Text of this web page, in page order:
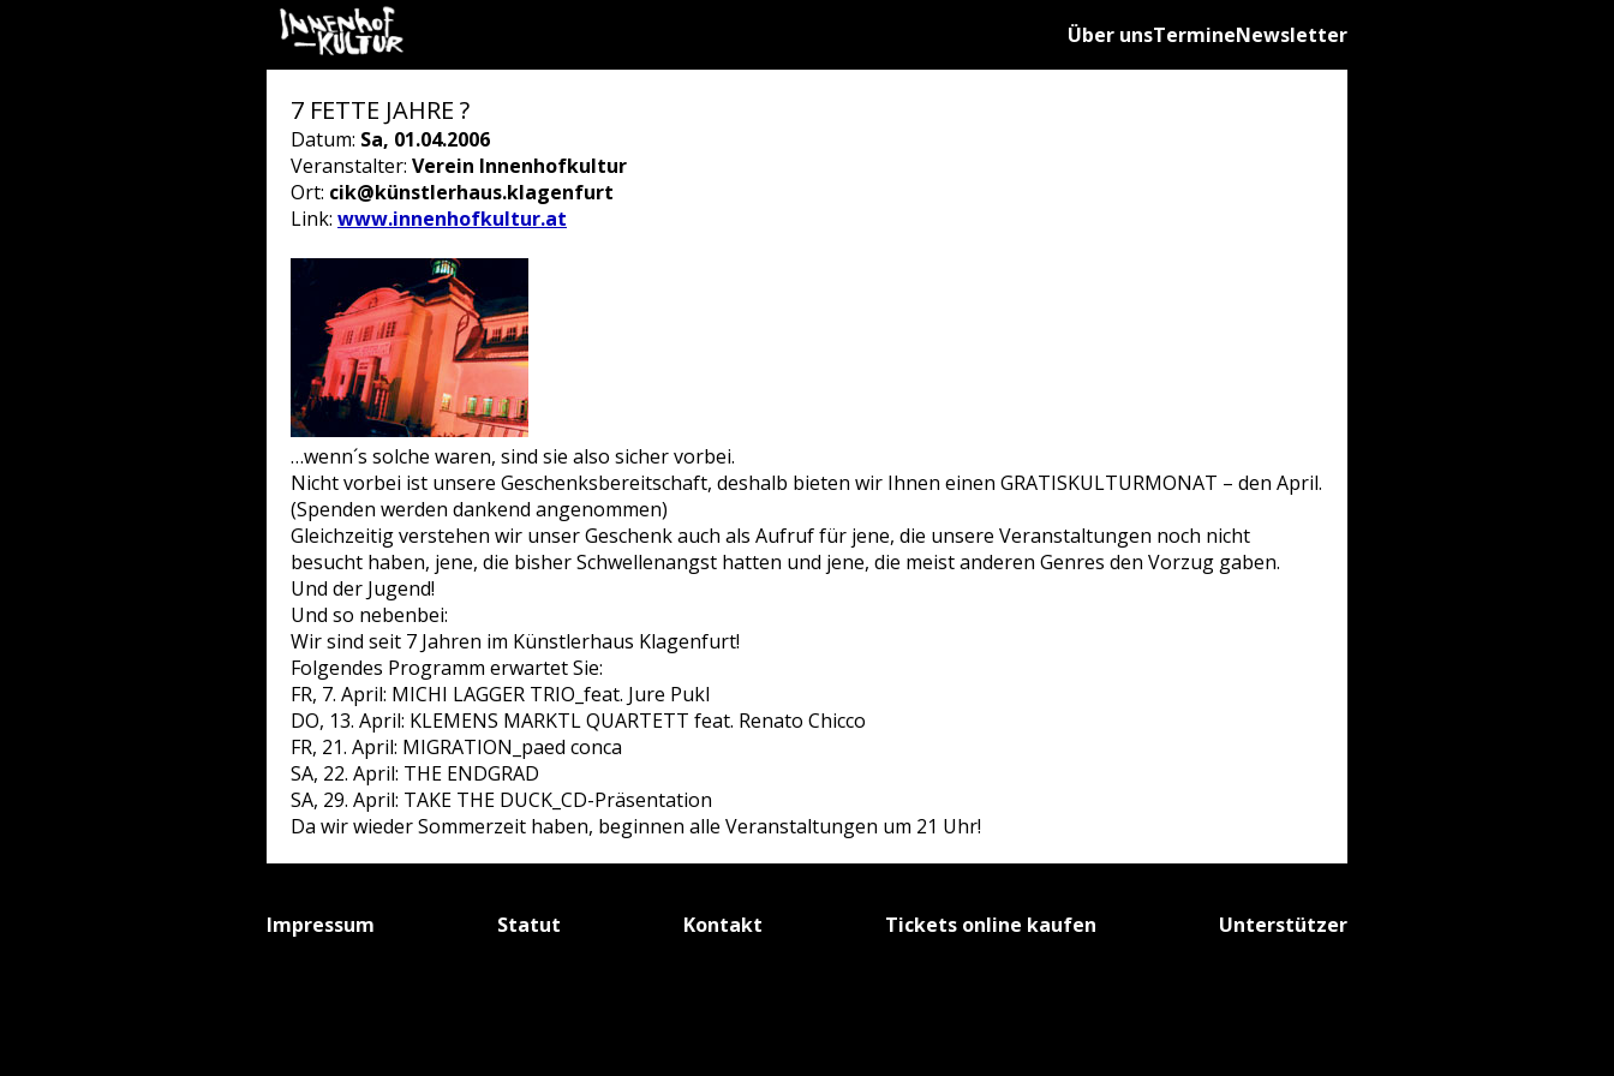
Über unsTermineNewsletter
7 FETTE JAHRE ?
Datum: Sa, 01.04.2006
Veranstalter: Verein Innenhofkultur
Ort: cik@künstlerhaus.klagenfurt
Link: www.innenhofkultur.at
…wenn´s solche waren, sind sie also sicher vorbei.
Nicht vorbei ist unsere Geschenksbereitschaft, deshalb bieten wir Ihnen einen GRATISKULTURMONAT – den April.
(Spenden werden dankend angenommen)
Gleichzeitig verstehen wir unser Geschenk auch als Aufruf für jene, die unsere Veranstaltungen noch nicht
besucht haben, jene, die bisher Schwellenangst hatten und jene, die meist anderen Genres den Vorzug gaben.
Und der Jugend!
Und so nebenbei:
Wir sind seit 7 Jahren im Künstlerhaus Klagenfurt!
Folgendes Programm erwartet Sie:
FR, 7. April: MICHI LAGGER TRIO_feat. Jure Pukl
DO, 13. April: KLEMENS MARKTL QUARTETT feat. Renato Chicco
FR, 21. April: MIGRATION_paed conca
SA, 22. April: THE ENDGRAD
SA, 29. April: TAKE THE DUCK_CD-Präsentation
Da wir wieder Sommerzeit haben, beginnen alle Veranstaltungen um 21 Uhr!
Impressum Statut Kontakt Tickets online kaufen Unterstützer